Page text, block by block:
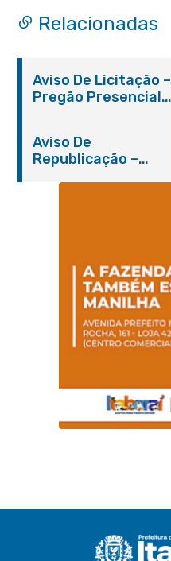
Relacionadas
Aviso De Licitação –
Pregão Presencial
Aviso De
Republicação –